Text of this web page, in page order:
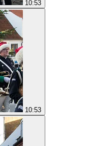
10:53
10:53